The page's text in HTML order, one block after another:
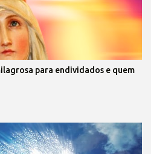
para endividados e quem